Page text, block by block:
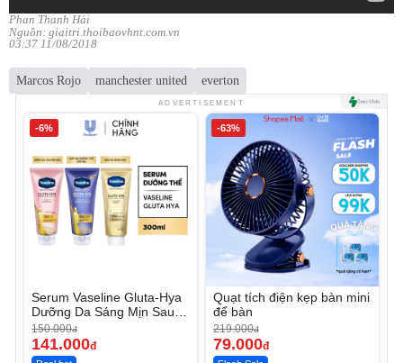
Phan Thanh Hải
Nguồn: giaitri.thoibaovhnt.com.vn
03:37 11/08/2018
Marcos Rojo manchester united everton
ADVERTISEMENT
-6%
Serum Vaseline Gluta-Hya
Dưỡng Da Sáng Mịn Sau 7
Ngày
150.000đ
141.000đ
-63%
Quạt tích điện kẹp bàn mini
để bàn
219.000đ
79.000đ